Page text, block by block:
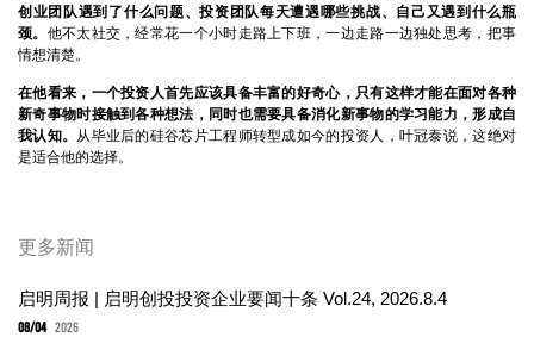
创业团队遇到了什么问题、投资团队每天遭遇哪些挑战、自己又遇到什么瓶
颈。 他不太社交，经常花一个小时走路上下班，一边走路一边独处思考，把事
情想清楚。
在他看来，一个投资人首先应该具备丰富的好奇心，只有这样才能在面对各种
新奇事物时接触到各种想法，同时也需要具备消化新事物的学习能力，形成自
我认知。 从毕业后的硅谷芯片工程师转型成如今的投资人，叶冠泰说，这绝对
是适合他的选择。
更多新闻
启明周报 | 启明创投投资企业要闻十条 Vol.24, 2026.8.4
08/04 2026